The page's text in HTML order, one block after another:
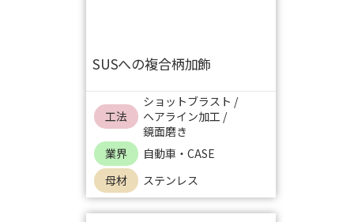
SUSへの複合柄加飾
工法
ショットブラスト /
ヘアライン加工 /
鏡面磨き
業界
自動車・CASE
母材
ステンレス